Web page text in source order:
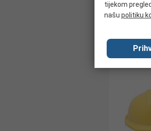
tijekom
našu politiku